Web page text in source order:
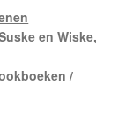
en Wiske,
/